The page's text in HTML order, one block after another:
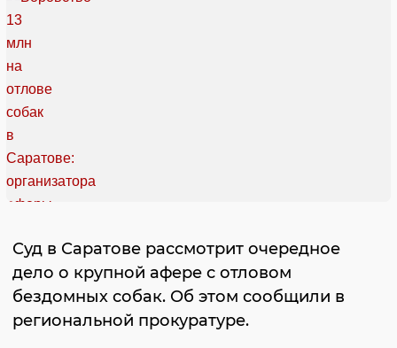
Суд в Саратове рассмотрит очередное
дело о крупной афере с отловом
бездомных собак. Об этом сообщили в
региональной прокуратуре.